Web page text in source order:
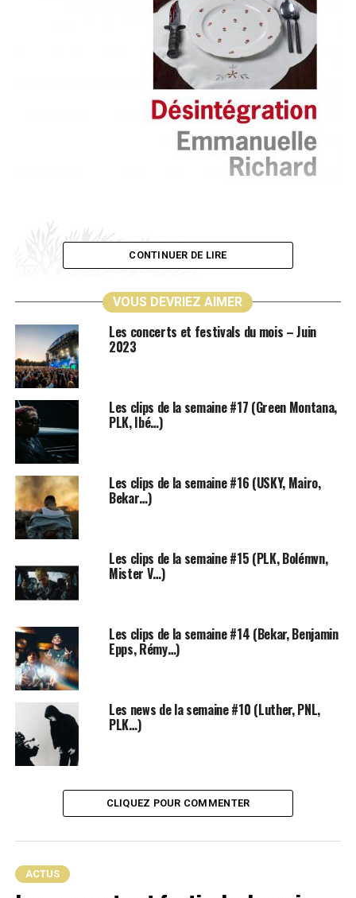
Lors de la dernière rentrée littéraire, en septembre
2018, paraissait le troisième roman d’une jeune
écrivaine : Emmanuelle Richard.
déjà tout pour attirer l’attention, grâce au très bon
accueil critique qui lui a été réservé. Mais c’est une
particularité intrigante qui m’a vraiment décidée à le
lire : sur la traditionnelle page de remerciements, à la
fin du livre, figure une
original. Mais surtout, cette playlist ne contient pas
n’importe quels artistes, jugez plutôt :
CONTINUER DE LIRE
VOUS DEVRIEZ AIMER
Les concerts et festivals du mois – Juin
2023
Les clips de la semaine #17 (Green Montana,
PLK, Ibé…)
Les clips de la semaine #16 (USKY, Mairo,
Bekar…)
Les clips de la semaine #15 (PLK, Bolémvn,
Mister V…)
Les clips de la semaine #14 (Bekar, Benjamin
Epps, Rémy…)
Les news de la semaine #10 (Luther, PNL,
PLK…)
CLIQUEZ POUR COMMENTER
ACTUS